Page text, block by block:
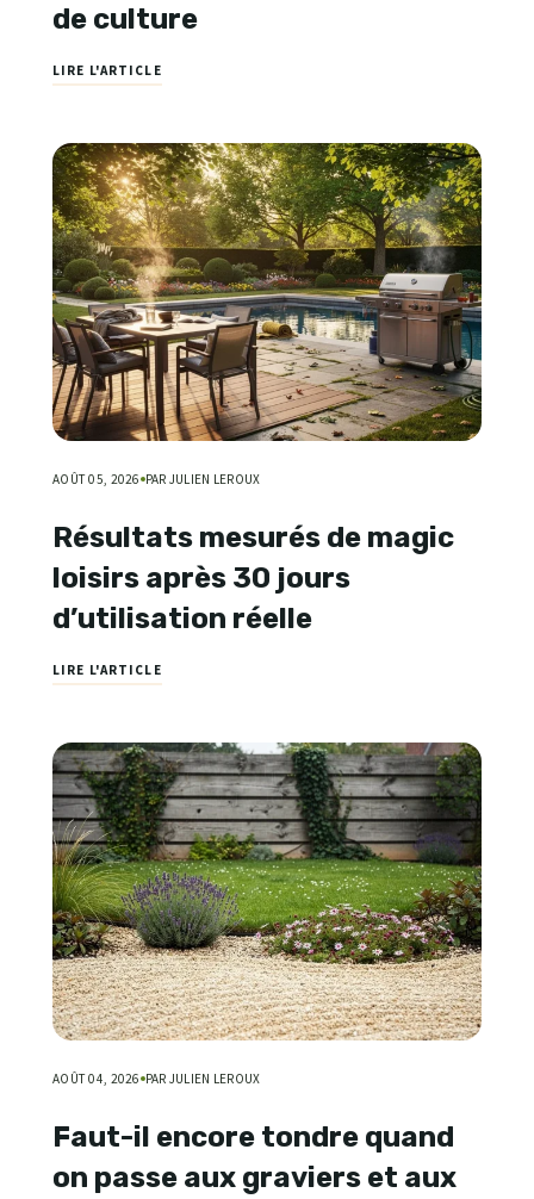
de culture
LIRE L'ARTICLE
AOÛT 05, 2026 PAR JULIEN LEROUX
Résultats mesurés de magic
loisirs après 30 jours
d’utilisation réelle
LIRE L'ARTICLE
AOÛT 04, 2026 PAR JULIEN LEROUX
Faut-il encore tondre quand
on passe aux graviers et aux